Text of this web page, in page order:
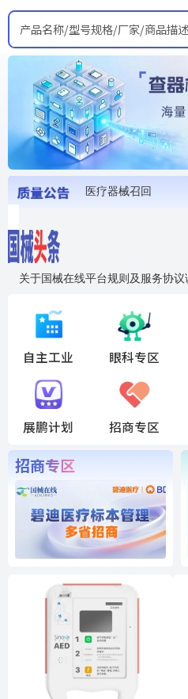
产品名称/型号规格/厂家/商品描述
医疗器械召回
关于国械在线平台规则及服务协
国药创研AED开启全国招商
自主工业 眼科专区
展鹏计划 招商专区
招商专区